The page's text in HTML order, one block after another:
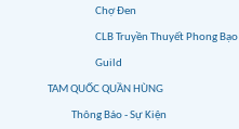
Chợ Đen
CLB Truyền Thuyết Phong Bạo
Guild
TAM QUỐC QUẦN HÙNG
Thông Báo - Sự Kiện